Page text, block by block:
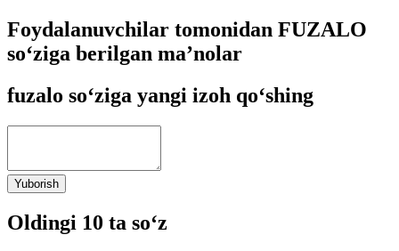
Foydalanuvchilar tomonidan FUZALO
so‘ziga berilgan ma’nolar
fuzalo so‘ziga yangi izoh qo‘shing
Yuborish
Oldingi 10 ta so‘z